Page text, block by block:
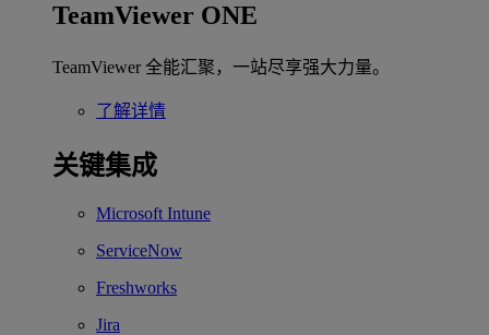
TeamViewer ONE
TeamViewer 全能汇聚，一站尽享强大力量。
了解详情
关键集成
Microsoft Intune
ServiceNow
Freshworks
Jira